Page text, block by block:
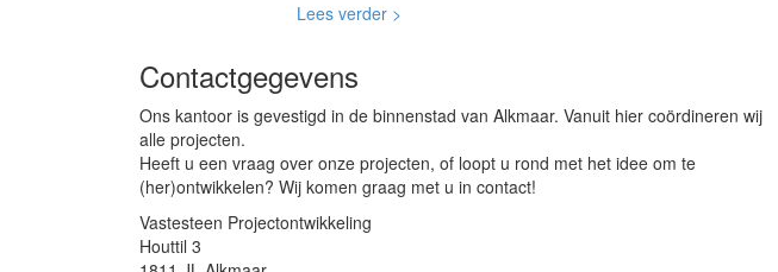
Lees verder >
Contactgegevens
Ons kantoor is gevestigd in de binnenstad van Alkmaar. Vanuit hier coördineren wij
alle projecten.
Heeft u een vraag over onze projecten, of loopt u rond met het idee om te
(her)ontwikkelen? Wij komen graag met u in contact!
Vastesteen Projectontwikkeling
Houttil 3